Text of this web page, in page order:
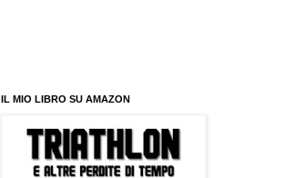
IL MIO LIBRO SU AMAZON